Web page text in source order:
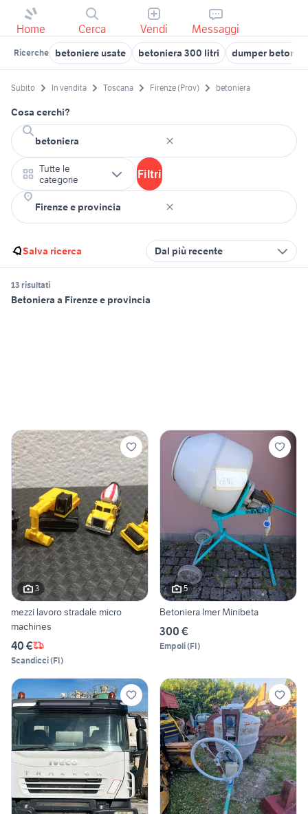
Home Cerca Vendi Messaggi
Ricerche betoniere usate betoniera 300 litri dumper
Subito In vendita Toscana Firenze (Prov) betoniera
Cosa cerchi?
Tutte le
categorie
Filtri
Salva ricerca Dal più recente
13 risultati
Betoniera a Firenze e provincia
3
mezzi lavoro stradale micro
machines
40 €
Scandicci(FI)
5
Betoniera Imer Minibeta
300 €
Empoli(FI)